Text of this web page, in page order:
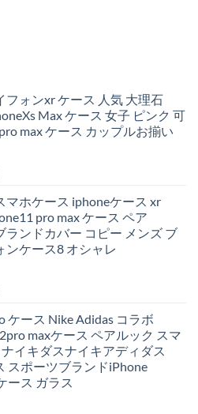
フォンxr ケース 人気 大理石
Max ケース 女子 ピンク 可
max ケース カップルお揃い
マホケース iphoneケース xr
pro max ケース ペア
ランドカバー コピー メンズ ブ
ンケース8 オシャレ
ケース Nike Adidas コラボ
maxケース ペアルック スマ
イキダスナイキアディダス
スポーツブランドiPhone
ース ガラス